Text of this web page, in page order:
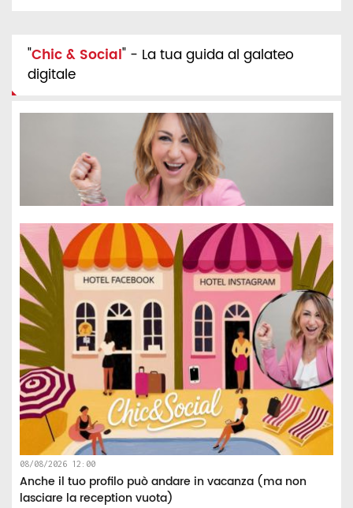
"Chic & Social" - La tua guida al galateo
digitale
08/08/2026 12:00
Anche il tuo profilo può andare in vacanza (ma non
lasciare la reception vuota)